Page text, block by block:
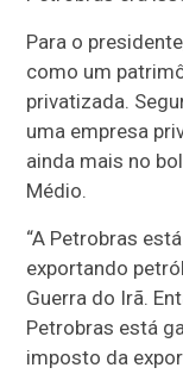
Para o
como um
privatizada.
uma empresa
ainda mais no
Médio.
“A Petrobras
exportando
Guerra do Irã.
Petrobras está
imposto da